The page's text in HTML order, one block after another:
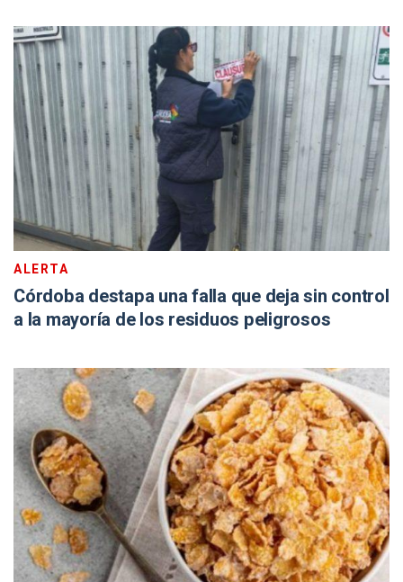
ALERTA
Córdoba destapa una falla que deja sin control
a la mayoría de los residuos peligrosos